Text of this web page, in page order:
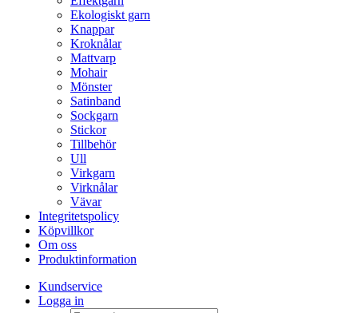
Ekologiskt garn
Knappar
Kroknålar
Mattvarp
Mohair
Mönster
Satinband
Sockgarn
Stickor
Tillbehör
Ull
Virkgarn
Virknålar
Vävar
Integritetspolicy
Köpvillkor
Om oss
Produktinformation
Kundservice
Logga in